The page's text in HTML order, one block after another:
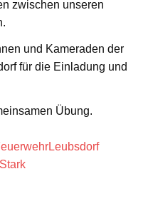
zwischen unseren
und Kameraden der
für die Einladung und
Übung.